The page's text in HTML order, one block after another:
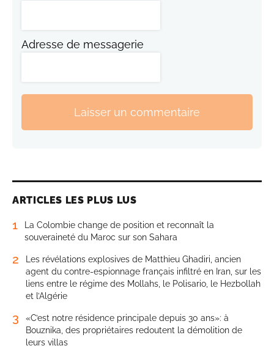
Adresse de messagerie
Laisser un commentaire
ARTICLES LES PLUS LUS
1
La Colombie change de position et reconnaît la
souveraineté du Maroc sur son Sahara
2
Les révélations explosives de Matthieu Ghadiri, ancien
agent du contre-espionnage français infiltré en Iran, sur les
liens entre le régime des Mollahs, le Polisario, le Hezbollah
et l’Algérie
3
«C’est notre résidence principale depuis 30 ans»: à
Bouznika, des propriétaires redoutent la démolition de
leurs villas